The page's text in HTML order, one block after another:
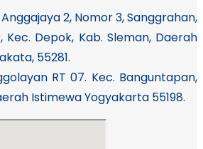
2, Nomor 3, Sanggrahan,
Kec. Depok, Kab. Sleman, Daerah
55281.
RT 07. Kec. Banguntapan,
Istimewa Yogyakarta 55198.